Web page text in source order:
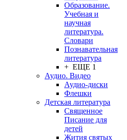
Образование.
Учебная и
научная
литература.
Словари
Познавательная
литература
+ ЕЩЕ 1
Аудио. Видео
Аудио-диски
Флешки
Детская литература
Священное
Писание для
детей
Жития святых